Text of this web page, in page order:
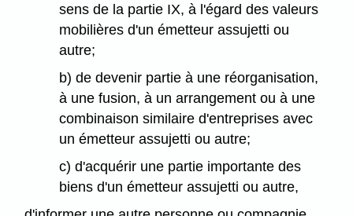
sens de la partie IX, à l'égard des valeurs
mobilières d'un émetteur assujetti ou
autre;
b) de devenir partie à une réorganisation,
à une fusion, à un arrangement ou à une
combinaison similaire d'entreprises avec
un émetteur assujetti ou autre;
c) d'acquérir une partie importante des
biens d'un émetteur assujetti ou autre,